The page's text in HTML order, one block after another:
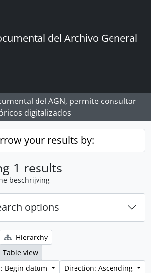
del Archivo General
del AGN, permite consultar
digitalizados
your results by:
1 results
beschrijving
options
Hierarchy
Table view
Begin datum
Direction: Ascending